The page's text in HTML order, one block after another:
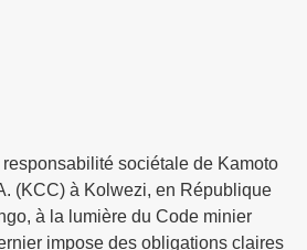
sociétale de Kamoto
(KCC) à Kolwezi, en République
à la lumière du Code minier
impose des obligations claires